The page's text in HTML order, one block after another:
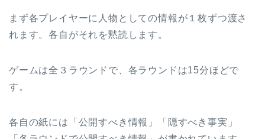
まず各プレイヤーに人物としての情報が１枚ずつ渡さ
れます。各自がそれを黙読します。
ゲームは全３ラウンドで、各ラウンドは15分ほどで
す。
各自の紙には「公開すべき情報」「隠すべき事実」